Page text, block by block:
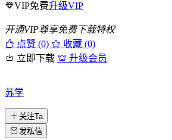
VIP免费升级VIP
开通VIP尊享免费下载特权
点赞 (0)
收藏 (0)
立即下载
升级会员
苏学
关注Ta
发私信